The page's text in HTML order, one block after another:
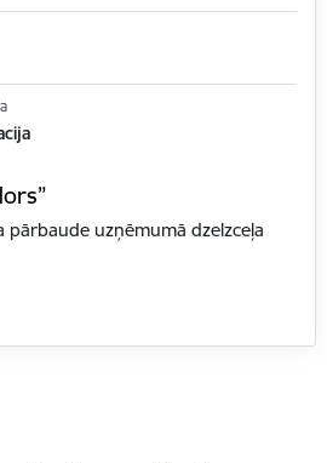
pārbaude uzņēmumā dzelzceļa